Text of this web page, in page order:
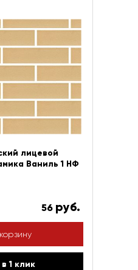
лицевой
Ваниль 1 НФ
56 руб.
1 клик